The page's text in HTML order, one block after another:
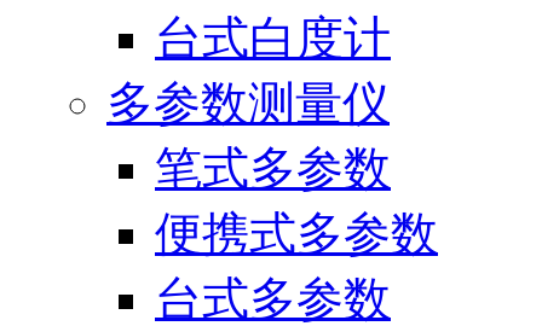
台式白度计
多参数测量仪
笔式多参数
便携式多参数
台式多参数